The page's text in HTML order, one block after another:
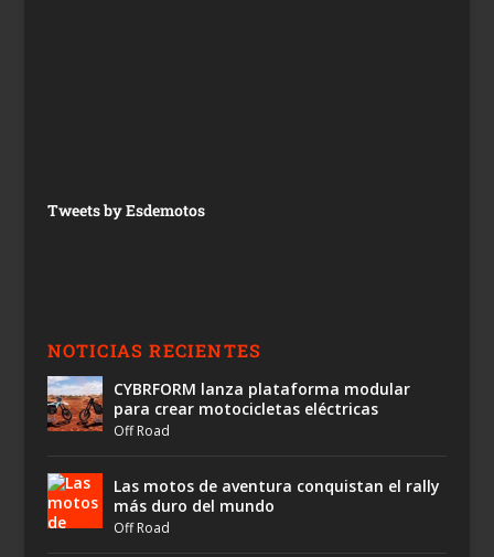
Tweets by Esdemotos
NOTICIAS RECIENTES
CYBRFORM lanza plataforma modular
para crear motocicletas eléctricas
Off Road
Las motos de aventura conquistan el rally
más duro del mundo
Off Road